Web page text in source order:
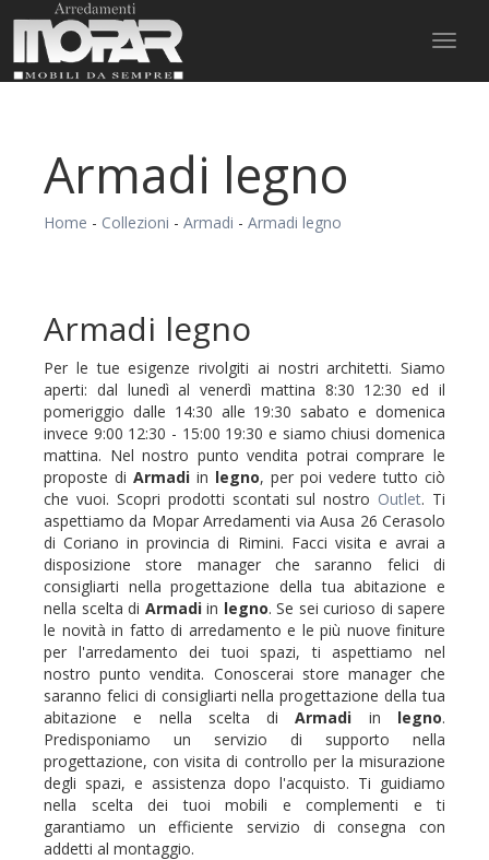
Armadi legno
Home - Collezioni - Armadi - Armadi legno
Armadi legno
Per le tue esigenze rivolgiti ai nostri architetti. Siamo
aperti: dal lunedì al venerdì mattina 8:30 12:30 ed il
pomeriggio dalle 14:30 alle 19:30 sabato e domenica
invece 9:00 12:30 - 15:00 19:30 e siamo chiusi domenica
mattina. Nel nostro punto vendita potrai comprare le
proposte di Armadi in legno, per poi vedere tutto ciò
che vuoi. Scopri prodotti scontati sul nostro Outlet. Ti
aspettiamo da Mopar Arredamenti via Ausa 26 Cerasolo
di Coriano in provincia di Rimini. Facci visita e avrai a
disposizione store manager che saranno felici di
consigliarti nella progettazione della tua abitazione e
nella scelta di Armadiin legno. Se sei curioso di sapere
le novità in fatto di arredamento e le più nuove finiture
per l'arredamento dei tuoi spazi, ti aspettiamo nel
nostro punto vendita. Conoscerai store manager che
saranno felici di consigliarti nella progettazione della tua
abitazione e nella scelta diArmadi in legno.
Predisponiamo un servizio di supporto nella
progettazione, con visita di controllo per la misurazione
degli spazi, e assistenza dopo l'acquisto. Ti guidiamo
nella scelta dei tuoi mobili e complementi e ti
garantiamo un efficiente servizio di consegna con
addetti al montaggio.